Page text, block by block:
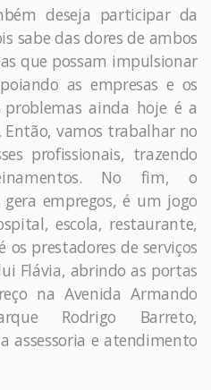
deseja participar da
sabe das dores de ambos
que possam impulsionar
as empresas e os
ainda hoje é a
vamos trabalhar no
profissionais, trazendo
No fim, o
empregos, é um jogo
escola, restaurante,
prestadores de serviços
Flávia, abrindo as portas
na Avenida Armando
Rodrigo Barreto,
assessoria e atendimento